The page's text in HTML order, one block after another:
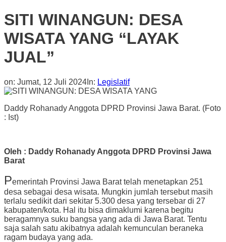
SITI WINANGUN: DESA
WISATA YANG “LAYAK
JUAL”
on: Jumat, 12 Juli 2024 In: Legislatif
Daddy Rohanady Anggota DPRD Provinsi Jawa Barat. (Foto
: Ist)
Oleh : Daddy Rohanady Anggota DPRD Provinsi Jawa
Barat
Pemerintah Provinsi Jawa Barat telah menetapkan 251
desa sebagai desa wisata. Mungkin jumlah tersebut masih
terlalu sedikit dari sekitar 5.300 desa yang tersebar di 27
kabupaten/kota. Hal itu bisa dimaklumi karena begitu
beragamnya suku bangsa yang ada di Jawa Barat. Tentu
saja salah satu akibatnya adalah kemunculan beraneka
ragam budaya yang ada.